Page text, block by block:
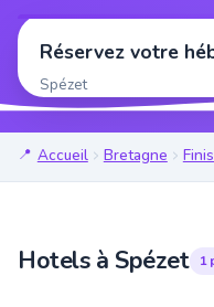
Réservez votre
Spézet
Accueil Bretagne
Hotels à Spézet 1